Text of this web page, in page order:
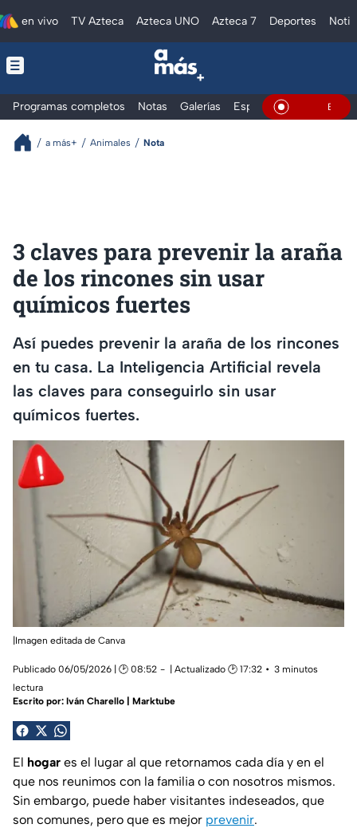
en vivo TV Azteca Azteca UNO Azteca 7 Deportes
Programas completos Notas Galerías Especiales En Vivo
a más+ Animales Nota
3 claves para prevenir la araña
de los rincones sin usar
químicos fuertes
Así puedes prevenir la araña de los rincones
en tu casa. La Inteligencia Artificial revela
las claves para conseguirlo sin usar
químicos fuertes.
|Imagen editada de Canva
Publicado 06/05/2026 | 🕑 08:52 | Actualizado 🕑 17:32
3 minutos
lectura
Escrito por: Iván Charello | Marktube
El hogar es el lugar al que retornamos cada día y en el
que nos reunimos con la familia o con nosotros mismos.
Sin embargo, puede haber visitantes indeseados, que
son comunes, pero que es mejor prevenir.